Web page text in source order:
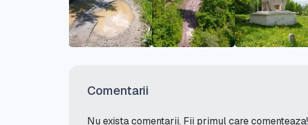
Comentarii
Nu exista comentarii. Fii primul care comenteaza!